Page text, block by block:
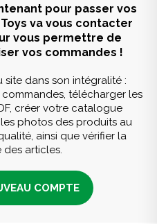
pour passer vos
va vous contacter
vous permettre de
vos commandes !
dans son intégralité :
télécharger les
créer votre catalogue
photos des produits au
ainsi que vérifier la
articles.
COMPTE